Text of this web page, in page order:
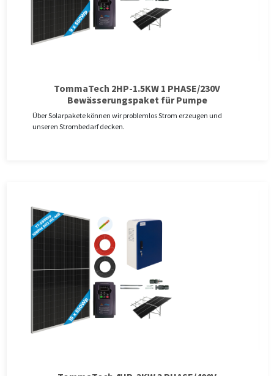
TommaTech 2HP-1.5KW 1 PHASE/230V
Bewässerungspaket für Pumpe
Über Solarpakete können wir problemlos Strom erzeugen und
unseren Strombedarf decken.